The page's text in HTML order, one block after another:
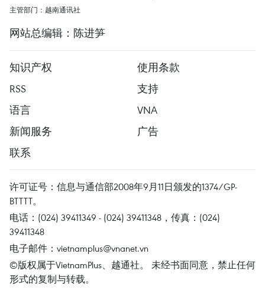
主管部门：越南通讯社
网站总编辑：陈进笋
知识产权
使用条款
RSS
支持
语言
VNA
新闻服务
广告
联系
许可证号：信息与通信部2008年9月11日颁发的1374/GP-
BTTTT。
电话：(024) 39411349 - (024) 39411348，传真：(024)
39411348
电子邮件： vietnamplus@vnanet.vn
©版权属于VietnamPlus、越通社。 未经书面同意，禁止任何
形式的复制与转载。